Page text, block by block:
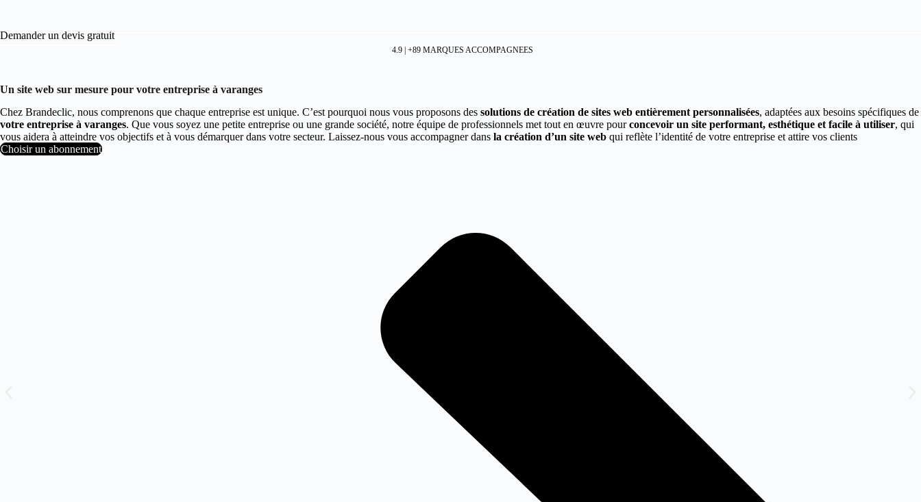
Demander un devis gratuit
4.9 | +89 MARQUES ACCOMPAGNEES
Un site web sur mesure pour votre entreprise à varanges
Chez Brandeclic, nous comprenons que chaque entreprise est unique. C’est pourquoi nous vous proposons des solutions de création de sites web entièrement personnalisées, adaptées aux besoins spécifiques de
votre entreprise à varanges. Que vous soyez une petite entreprise ou une grande société, notre équipe de professionnels met tout en œuvre pourconcevoir un site performant, esthétique et facile à utiliser, qui
vous aidera à atteindre vos objectifs et à vous démarquer dans votre secteur. Laissez-nous vous accompagner dans la création d’un site web qui reflète l’identité de votre entreprise et attire vos clients
Choisir un abonnement